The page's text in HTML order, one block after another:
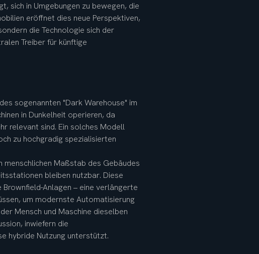
sich in Umgebungen zu bewegen, die
eröffnet dies neue Perspektiven,
die Technologie sich der
Treiber für künftige
sogenannten "Dark Warehouse" im
in Dunkelheit operieren, da
relevant sind. Ein solches Modell
zu hochgradig spezialisierten
Maßstab des Gebäudes
bleiben nutzbar. Diese
Anlagen – eine verlängerte
um modernste Automatisierung
Mensch und Maschine dieselben
inwiefern die
hybride Nutzung unterstützt.